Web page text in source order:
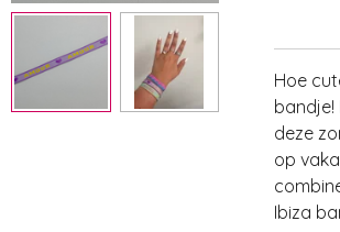
Hoe
bandje!
deze
op
Ibiza